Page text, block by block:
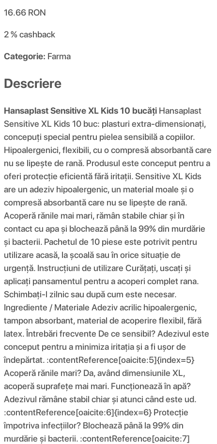
16.66 RON
2 %cashback
Categorie: Farma
Descriere
Hansaplast Sensitive XL Kids 10 bucăți Hansaplast
Sensitive XL Kids 10 buc: plasturi extra-dimensionați,
concepuți special pentru pielea sensibilă a copiilor.
Hipoalergenici, flexibili, cu o compresă absorbantă care
nu se lipește de rană. Produsul este conceput pentru a
oferi protecție eficientă fără iritații. Sensitive XL Kids
are un adeziv hipoalergenic, un material moale și o
compresă absorbantă care nu se lipește de rană.
Acoperă rănile mai mari, rămân stabile chiar și în
contact cu apa și blochează până la 99% din murdărie
și bacterii. Pachetul de 10 piese este potrivit pentru
utilizare acasă, la școală sau în orice situație de
urgență. Instrucțiuni de utilizare Curățați, uscați și
aplicați pansamentul pentru a acoperi complet rana.
Schimbați-l zilnic sau după cum este necesar.
Ingrediente / Materiale Adeziv acrilic hipoalergenic,
tampon absorbant, material de acoperire flexibil, fără
latex. Întrebări frecvente De ce sensibil? Adezivul este
conceput pentru a minimiza iritația și a fi ușor de
îndepărtat. :contentReference[oaicite:5]{index=5}
Acoperă rănile mari? Da, având dimensiunile XL,
acoperă suprafețe mai mari. Funcționează în apă?
Adezivul rămâne stabil chiar și atunci când este ud.
:contentReference[oaicite:6]{index=6} Protecție
împotriva infecțiilor? Blochează până la 99% din
murdărie și bacterii. :contentReference[oaicite:7]